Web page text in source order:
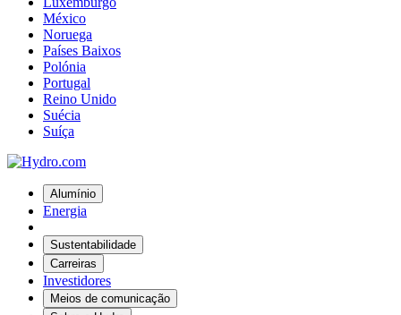
México
Noruega
Países Baixos
Polónia
Portugal
Reino Unido
Suécia
Suíça
Alumínio
Energia
Sustentabilidade
Carreiras
Investidores
Meios de comunicação